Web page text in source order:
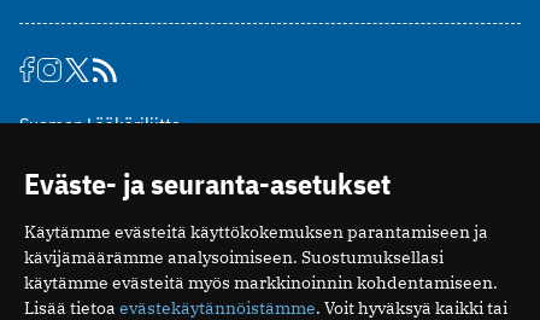
Suomen Lääkäriliitto
00510 Helsinki
puh. (09) 393 091
toimitus@potilaanlaakarilehti.fi
ISSN 2323-9476
Eväste- ja seuranta-asetukset
Käytämme evästeitä käyttökokemuksen parantamiseen ja
kävijämäärämme analysoimiseen. Suostumuksellasi
käytämme evästeitä myös markkinoinnin kohdentamiseen.
Lisää tietoa evästekäytännöistämme. Voit hyväksyä kaikki tai